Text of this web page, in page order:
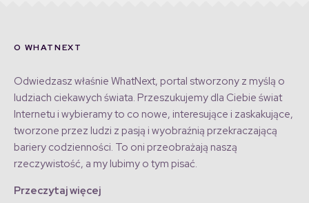
O WHATNEXT
Odwiedzasz właśnie WhatNext, portal stworzony z myślą o
ludziach ciekawych świata. Przeszukujemy dla Ciebie świat
Internetu i wybieramy to co nowe, interesujące i zaskakujące,
tworzone przez ludzi z pasją i wyobraźnią przekraczającą
bariery codzienności. To oni przeobrażają naszą
rzeczywistość, a my lubimy o tym pisać.
Przeczytaj więcej